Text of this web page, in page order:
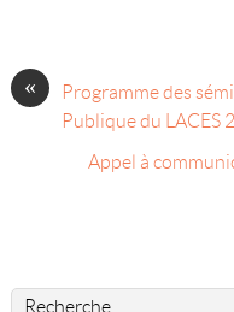
«
Programme des
Publique du LACES
Appel à